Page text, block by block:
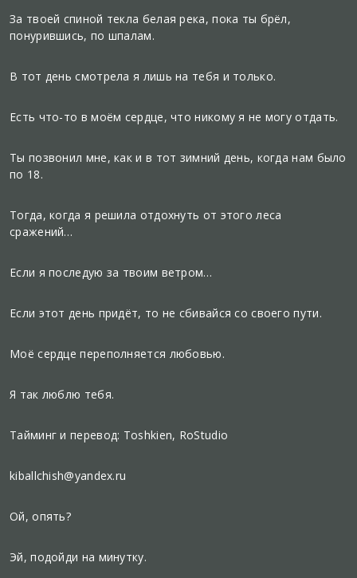
За твоей спиной текла белая река, пока ты брёл,
понурившись, по шпалам.
В тот день смотрела я лишь на тебя и только.
Есть что-то в моём сердце, что никому я не могу отдать.
Ты позвонил мне, как и в тот зимний день, когда нам было
по 18.
Тогда, когда я решила отдохнуть от этого леса
сражений…
Если я последую за твоим ветром…
Если этот день придёт, то не сбивайся со своего пути.
Моё сердце переполняется любовью.
Я так люблю тебя.
Тайминг и перевод: Toshkien, RoStudio
kiballchish@yandex.ru
Ой, опять?
Эй, подойди на минутку.